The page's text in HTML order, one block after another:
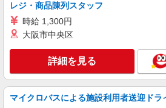
レジ・商品陳列スタッフ
時給 1,300円
大阪市中央区
詳細を見る
マイクロバスによる施設利用者送迎ドラ